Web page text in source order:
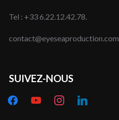
Tel : +33 6.22.12.42.78.
contact@eyeseaproduction.com
SUIVEZ-NOUS
facebookyoutubeinstagramlinkedin